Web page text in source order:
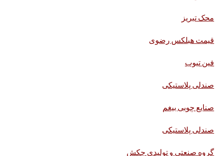
محک تبریز
قیمت هبلکس رضوی
فین تیوب
صندلی پلاستیکی
صنایع چوبی بیغم
صندلی پلاستیکی
گروه صنعتی و تولیدی چکش